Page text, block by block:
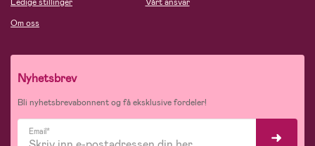
Om oss
Nyhetsbrev
Bli nyhetsbrevabonnent og få eksklusive fordeler!
Email*